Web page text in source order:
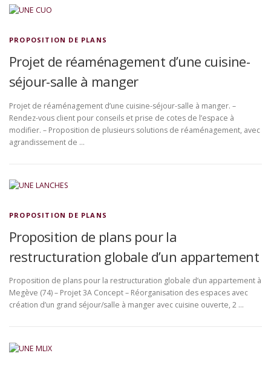
PROPOSITION DE PLANS
Projet de réaménagement d’une cuisine-
séjour-salle à manger
Projet de réaménagement d’une cuisine-séjour-salle à manger. –
Rendez-vous client pour conseils et prise de cotes de l’espace à
modifier. – Proposition de plusieurs solutions de réaménagement, avec
agrandissement de …
PROPOSITION DE PLANS
Proposition de plans pour la
restructuration globale d’un appartement
Proposition de plans pour la restructuration globale d’un appartement à
Megève (74) – Projet 3A Concept – Réorganisation des espaces avec
création d’un grand séjour/salle à manger avec cuisine ouverte, 2 …